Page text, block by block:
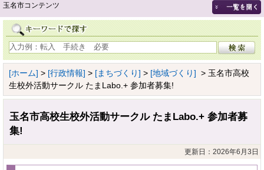
玉名市コンテンツ
[ホーム] > [行政情報] > [まちづくり] > [地域づくり] > 玉名市高校
生校外活動サークル たまLabo.+ 参加者募集!
玉名市高校生校外活動サークル たまLabo.+ 参加者募
集!
更新日：2026年6月3日